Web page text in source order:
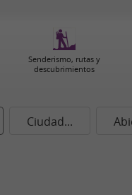
Senderismo, rutas y
descubrimientos
Ciudad...